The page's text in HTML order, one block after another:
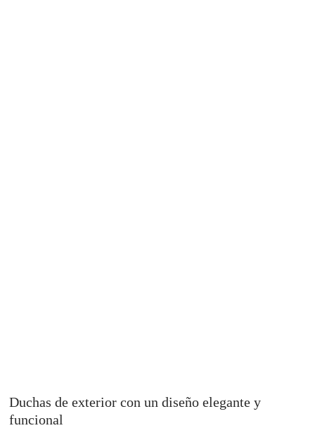
Duchas de exterior con un diseño elegante y
funcional